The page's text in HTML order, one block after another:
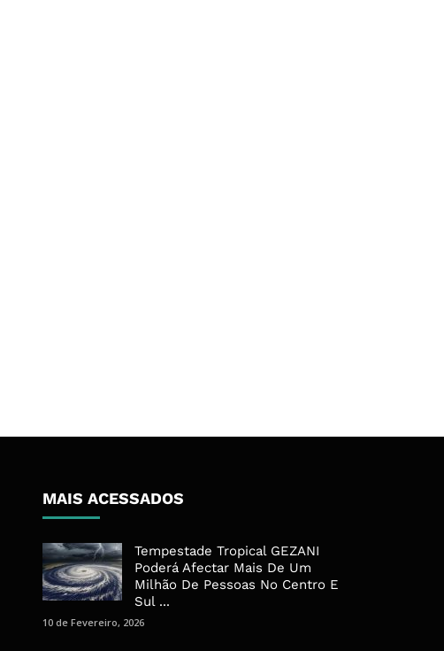
MAIS ACESSADOS
Tempestade Tropical GEZANI
Poderá Afectar Mais De Um
Milhão De Pessoas No Centro E
Sul ...
10 de Fevereiro, 2026